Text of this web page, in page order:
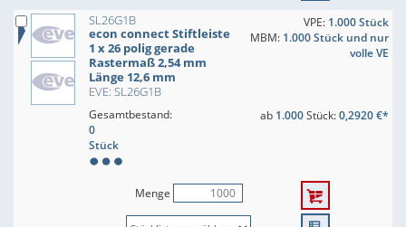
SL26G1B
econ connect Stiftleiste
1 x 26 polig gerade
Rastermaß 2,54 mm
Länge 12,6 mm
EVE: SL26G1B
VPE: 1.000 Stück
MBM: 1.000 Stück und nur
volle VE
Gesamtbestand:
0
Stück
ab 1.000Stück:0,2920 €*
Menge